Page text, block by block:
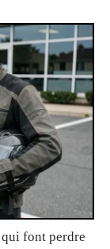
font perdre